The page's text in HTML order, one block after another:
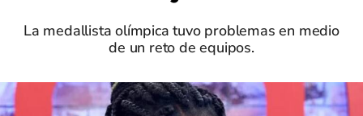
La medallista olímpica tuvo problemas en medio
de un reto de equipos.